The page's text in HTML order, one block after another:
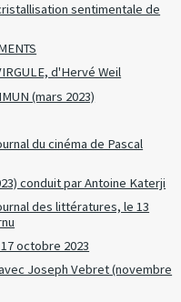
sentimentale de
d'Hervé Weil
(mars 2023)
du cinéma de Pascal
conduit par Antoine Katerji
des littératures, le 13
17 octobre 2023
avec Joseph Vebret (novembre